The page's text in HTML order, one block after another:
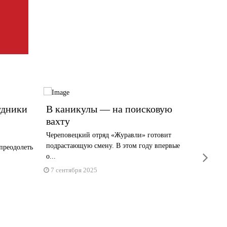
В каникулы — на поисковую
вахту
Череповецкий отряд «Журавли» готовит
подрастающую смену. В этом году впервые
о...
7 сентября 2025
27